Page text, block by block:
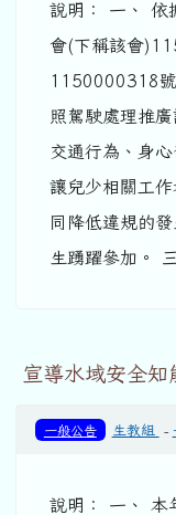
說明： 一、 依
會(下稱該會
1150000318
照駕駛處理推
交通行為、身
讓兒少相關工
同降低違規的
生踴躍參加。
宣導水域安全知
一般公告 生教組 -
說明： 一、 本